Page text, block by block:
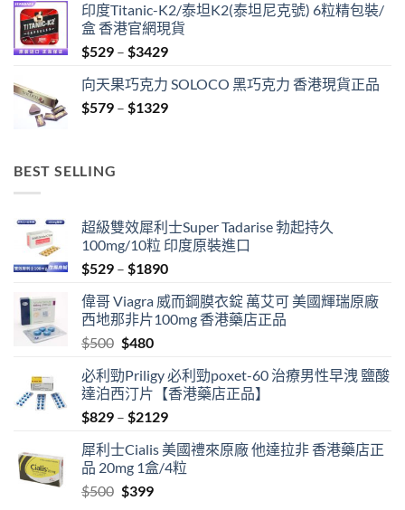
$459
through
$1329
印度Titanic-K2/泰坦K2(泰坦尼克號) 6粒精包裝/
盒 香港官網現貨
$529 – $3429Price
$529
through
向天果巧克力 SOLOCO 黑巧克力 香港現貨正品
$579 – $1329Price
BEST SELLING
超級雙效犀利士Super Tadarise 勃起持久
100mg/10粒 印度原裝進口
$529 – $1890Price
$529
through
偉哥 Viagra 威而鋼膜衣錠 萬艾可 美國輝瑞原廠
西地那非片100mg 香港藥店正品
$500 Original
was:
$500.
$480Current
is:
$480.
必利勁Priligy 必利勁poxet-60 治療男性早洩 鹽酸
達泊西汀片【香港藥店正品】
$829 – $2129Price
$829
through
犀利士Cialis 美國禮來原廠 他達拉非 香港藥店正
品 20mg 1盒/4粒
$500 Original
$399Current